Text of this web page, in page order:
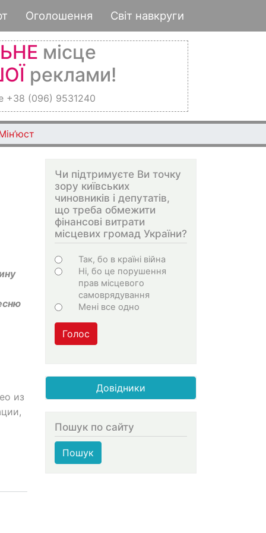
Оголошення Світ навкруги
місце
реклами!
+38 (096) 9531240
из
Чи підтримуєте Ви точку
зору київських
чиновників і депутатів,
що треба обмежити
фінансові витрати
місцевих громад України?
Choices
Так, бо в країні війна
Ні, бо це порушення
прав місцевого
самоврядування
Мені все одно
Голос
Довідники
Пошук по сайту
Пошук